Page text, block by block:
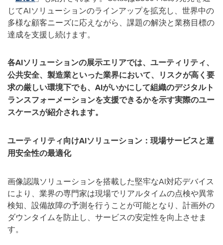
じてAIソリューションのラインアップを拡充し、世界中の
多様な顧客ニーズに応えながら、課題の解決と業務目標の
達成を支援し続けます。
各AIソリューションの展示エリアでは、ユーティリティ、
公共安全、製造業といった業界において、リスクが高く要
求の厳しい環境下でも、 AIがいかにして組織のデジタルト
ランスフォーメーションを支援できるかを示す実際のユー
スケースが紹介されます。
ユーティリティ向けAIソリューション：現場サービスと運
用安全性の最適化
画像認識ソリューションを搭載した堅牢なAI対応デバイス
により、業界の専門家は現場でリアルタイムの点検や異常
検知、設備故障の予測を行うことが可能となり、計画外の
ダウンタイムを防止し、サービスの安定性を向上させま
す。